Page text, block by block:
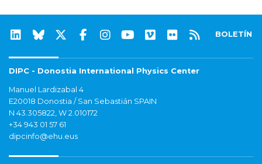
BOLETÍN
DIPC - Donostia International Physics Center
Manuel Lardizabal 4
E20018 Donostia / San Sebastián SPAIN
N 43.305822, W 2.010172
+34 943 01 57 61
dipcinfo@ehu.eus